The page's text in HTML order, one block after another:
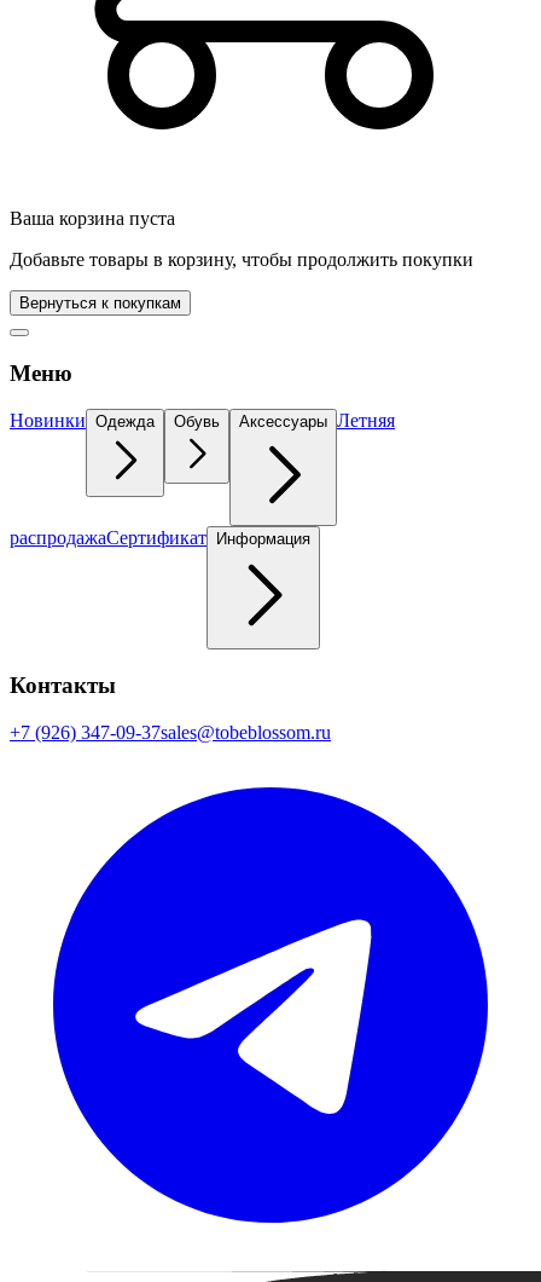
Ваша корзина пуста
Добавьте товары в корзину, чтобы продолжить покупки
Вернуться к покупкам
Меню
Новинки Одежда Обувь Аксессуары Летняя
распродажаСертификат Информация
Контакты
+7 (926) 347-09-37sales@tobeblossom.ru